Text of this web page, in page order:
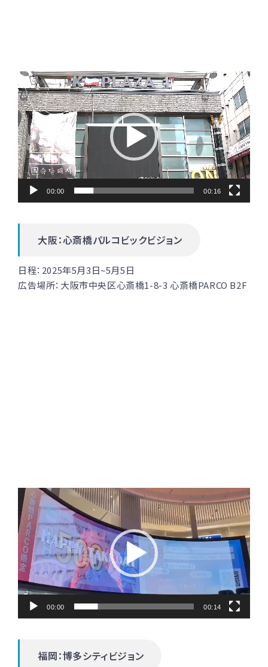
動
画
プ
レ
ー
ヤ
00:00 00:16
大阪：心斎橋パルコビックビジョン
日程： 2025年5月3日~5月5日
広告場所： 大阪市中央区心斎橋1-8-3 心斎橋PARCO B2F
動
画
プ
レ
ー
ヤ
00:00 00:14
福岡：博多シティビジョン